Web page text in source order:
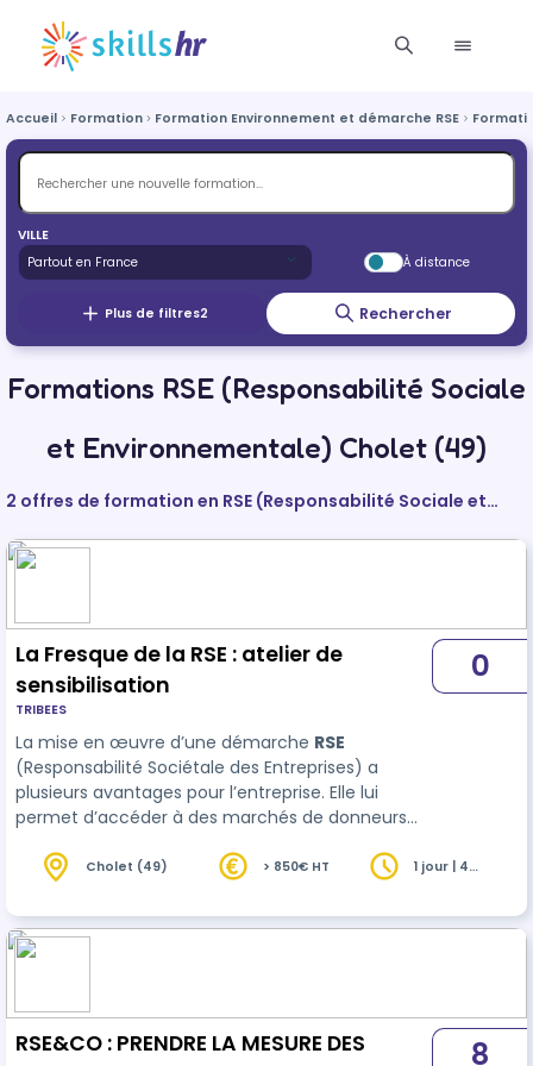
Accueil Formation Formation Environnement et démarche RSE
VILLE
À distance
Plus de filtres2 Rechercher
Formations RSE (Responsabilité Sociale
et Environnementale) Cholet (49)
2 offres de formation en RSE (Responsabilité Sociale et
Environnementale)
La Fresque de la RSE : atelier de
sensibilisation
TRIBEES
La mise en œuvre d’une démarche RSE
(Responsabilité Sociétale des Entreprises) a
plusieurs avantages pour l’entreprise. Elle lui
permet d’accéder à des marchés de donneurs
marque pour attirer et fidéliser ses clients et ses
0
Cholet (49) > 850€ HT
1 jour | 4
RSE&CO : PRENDRE LA MESURE DES
8